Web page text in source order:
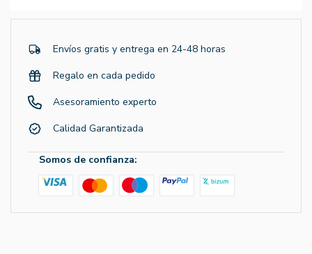
Envíos gratis y entrega en 24-48 horas
Regalo en cada pedido
Asesoramiento experto
Calidad Garantizada
Somos de confianza: